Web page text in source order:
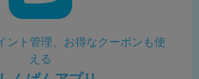
ント管理、お得なクーポンも使
える